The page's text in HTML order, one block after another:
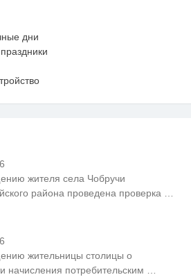
дни
жителя села Чобручи
района проведена проверка
жительницы столицы о
начисления потребительским …